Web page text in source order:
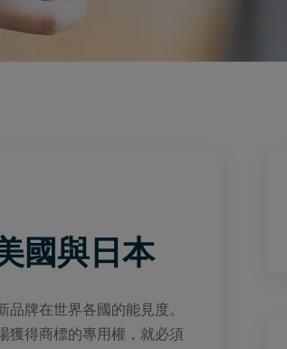
國與日本
牌在世界各國的能見度。
獲得商標的專用權，就必須